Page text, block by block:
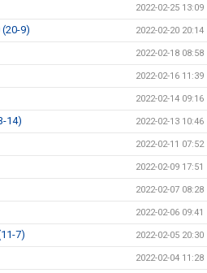
2022-02-25 13:09
9) 2022-02-20 20:14
2022-02-18 08:58
2022-02-16 11:39
2022-02-14 09:16
14) 2022-02-13 10:46
2022-02-11 07:52
2022-02-09 17:51
2022-02-07 08:28
2022-02-06 09:41
7) 2022-02-05 20:30
2022-02-04 11:28